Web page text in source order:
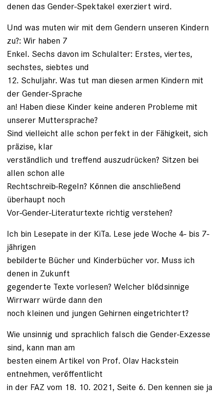
denen das Gender-Spektakel exerziert wird.
Und was muten wir mit dem Gendern unseren Kindern
zu?: Wir haben 7
Enkel. Sechs davon im Schulalter: Erstes, viertes,
sechstes, siebtes und
12. Schuljahr. Was tut man diesen armen Kindern mit
der Gender-Sprache
an! Haben diese Kinder keine anderen Probleme mit
unserer Muttersprache?
Sind vielleicht alle schon perfekt in der Fähigkeit, sich
präzise, klar
verständlich und treffend auszudrücken? Sitzen bei
allen schon alle
Rechtschreib-Regeln? Können die anschließend
überhaupt noch
Vor-Gender-Literaturtexte richtig verstehen?
Ich bin Lesepate in der KiTa. Lese jede Woche 4- bis 7-
jährigen
bebilderte Bücher und Kinderbücher vor. Muss ich
denen in Zukunft
gegenderte Texte vorlesen? Welcher blödsinnige
Wirrwarr würde dann den
noch kleinen und jungen Gehirnen eingetrichtert?
Wie unsinnig und sprachlich falsch die Gender-Exzesse
sind, kann man am
besten einem Artikel von Prof. Olav Hackstein
entnehmen, veröffentlicht
in der FAZ vom 18. 10. 2021, Seite 6. Den kennen sie ja